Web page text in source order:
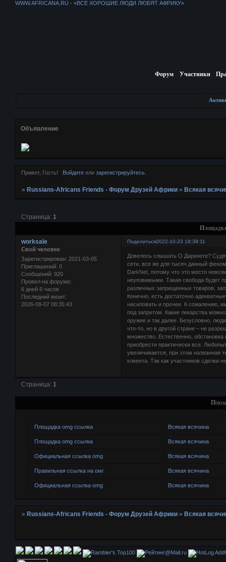
WWW.AFRICANA.RU - «ВСЕ ХОРОШИЕ ЛЮДИ ЛЮБЯТ АФРИКУ»
Форум Участники
Объявление
Привет, Гость! Войдитеили зарегистрируйтесь.
» Russians-Africans Friends - Форум Друзей Африки » Всякая
Страница: 1
Поделиться2022-10-23 18:39:11
worksale
Свой человек
Зарегистрирован: 2021-03-05
Приглашений: 0
Сообщений: 920
Провел на форуме:
6 дней 6 часов
Последний визит:
2026-08-07 08:35:43
Довелось слышать О Даркнете?
сети, все же для тысяч данный
DarkNet, потому что это место
неуязвимыми. Такая свобода будет
различных запрещенных товаров,
Конечно, есть достаточно
насиловать и прочее. К сожалению,
под запретом. Какие лекарства
оружие и так далее. Безусловно,
что-то, но в другой стране – не
множество. Естественно,
приобрести практически все.
увеличивается, при этом названная
клиента. Так как участников сделки
Страница: 1
Площадка omg ссылка Всякая всячина
Площадка omg ссылка Всякая всячина
Официальная ссылка omg Всякая всячина
Правильная ссылка на омг Всякая всячина
Официальная ссылка omg Всякая всячина
» Russians-Africans Friends - Форум Друзей Африки » Всякая